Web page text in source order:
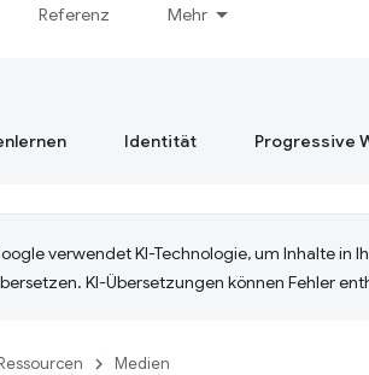
Referenz Mehr
Identität Progressive
verwendet KI-Technologie, um Inhalte in
KI-Übersetzungen können Fehler
Medien